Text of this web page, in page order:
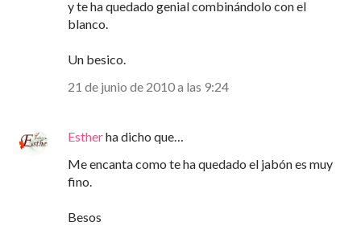
y te ha quedado genial combinándolo con el
blanco.
Un besico.
21 de junio de 2010 a las 9:24
Estherha dicho que…
Me encanta como te ha quedado el jabón es muy
fino.
Besos